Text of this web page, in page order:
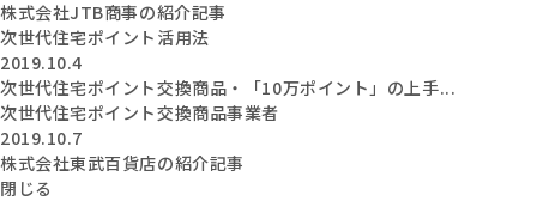
株式会社JTB商事の紹介記事
次世代住宅ポイント活用法
2019.10.4
次世代住宅ポイント交換商品・「10万ポイント」の上手...
次世代住宅ポイント交換商品事業者
2019.10.7
株式会社東武百貨店の紹介記事
閉じる